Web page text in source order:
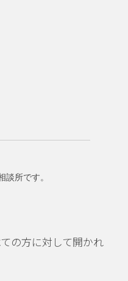
談所です。
の方に対して開かれ